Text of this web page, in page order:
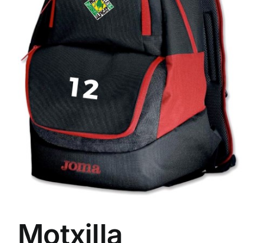
ALTAN QR
Sanitario
TIENDA
TRABAJOS REALIZADOS
CONTACTO
Motxilla